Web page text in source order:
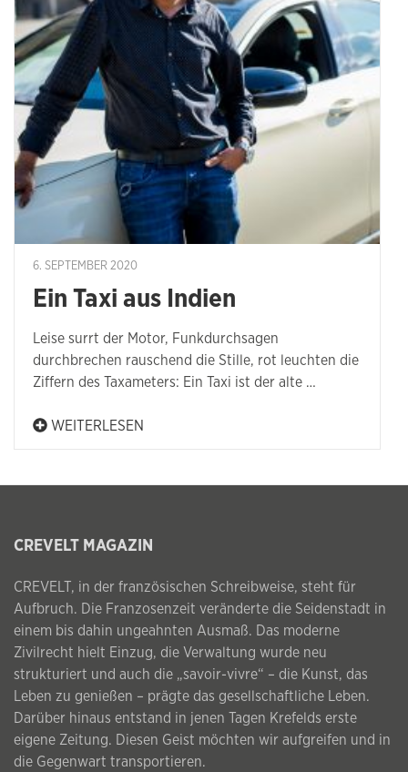
6. SEPTEMBER 2020
Ein Taxi aus Indien
Leise surrt der Motor, Funkdurchsagen
durchbrechen rauschend die Stille, rot leuchten die
Ziffern des Taxameters: Ein Taxi ist der alte …
WEITERLESEN
CREVELT MAGAZIN
CREVELT, in der französischen Schreibweise, steht für
Aufbruch. Die Franzosenzeit veränderte die Seidenstadt in
einem bis dahin ungeahnten Ausmaß. Das moderne
Zivilrecht hielt Einzug, die Verwaltung wurde neu
strukturiert und auch die „savoir-vivre“ – die Kunst, das
Leben zu genießen – prägte das gesellschaftliche Leben.
Darüber hinaus entstand in jenen Tagen Krefelds erste
eigene Zeitung. Diesen Geist möchten wir aufgreifen und in
die Gegenwart transportieren.